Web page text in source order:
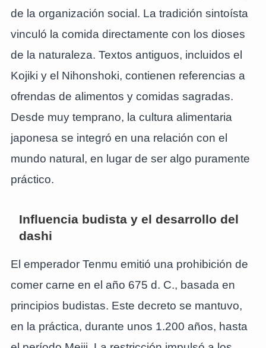
de la organización social. La tradición sintoísta
vinculó la comida directamente con los dioses
de la naturaleza. Textos antiguos, incluidos el
Kojiki y el Nihonshoki, contienen referencias a
ofrendas de alimentos y comidas sagradas.
Desde muy temprano, la cultura alimentaria
japonesa se integró en una relación con el
mundo natural, en lugar de ser algo puramente
práctico.
Influencia budista y el desarrollo del
dashi
El emperador Tenmu emitió una prohibición de
comer carne en el año 675 d. C., basada en
principios budistas. Este decreto se mantuvo,
en la práctica, durante unos 1.200 años, hasta